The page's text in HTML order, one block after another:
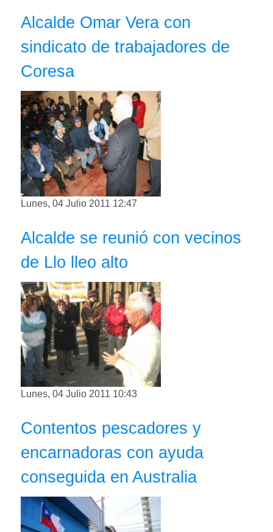
Alcalde Omar Vera con
sindicato de trabajadores de
Coresa
Lunes, 04 Julio 2011 12:47
Alcalde se reunió con vecinos
de Llo lleo alto
Lunes, 04 Julio 2011 10:43
Contentos pescadores y
encarnadoras con ayuda
conseguida en Australia